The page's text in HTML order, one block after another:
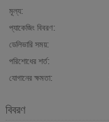
মূল্য:
প্যাকেজিং বিবরণ:
ডেলিভারি সময়:
পরিশোধের শর্ত:
যোগানের ক্ষমতা:
বিবরণ